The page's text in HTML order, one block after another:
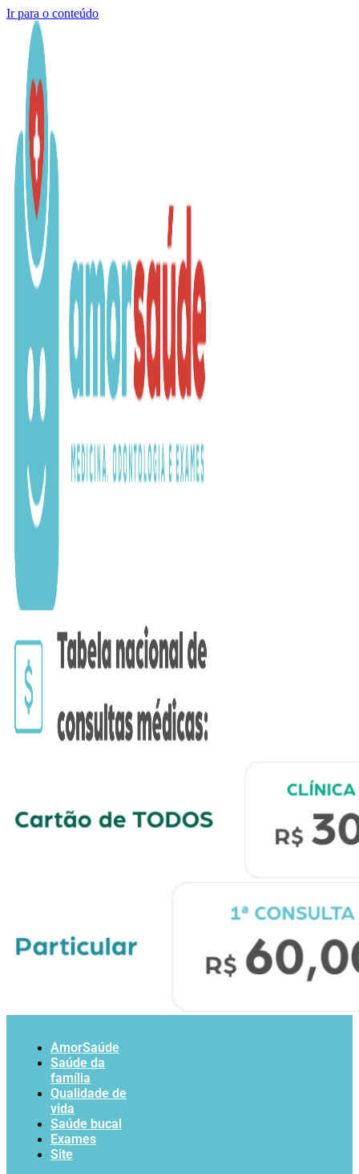
Ir para o conteúdo
AmorSaúde
Saúde da
família
Qualidade de
vida
Saúde bucal
Exames
Site